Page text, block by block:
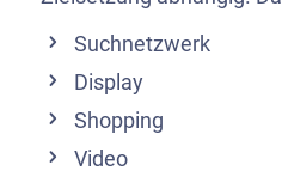
Suchnetzwerk
Display
Shopping
Video